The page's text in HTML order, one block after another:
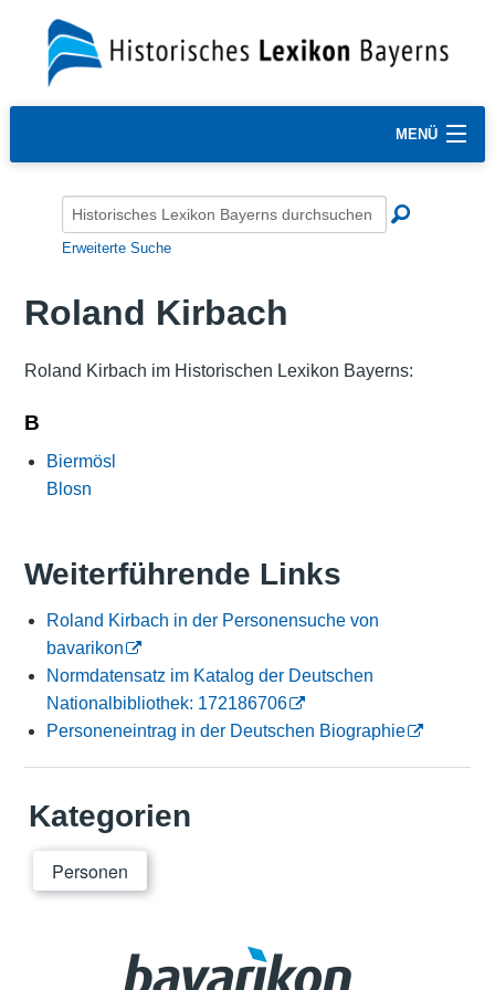
MENÜ
Erweiterte Suche
Roland Kirbach
Roland Kirbach im Historischen Lexikon Bayerns:
B
Biermösl
Blosn
Weiterführende Links
Roland Kirbach in der Personensuche von
bavarikon
Normdatensatz im Katalog der Deutschen
Nationalbibliothek: 172186706
Personeneintrag in der Deutschen Biographie
Kategorien
Personen